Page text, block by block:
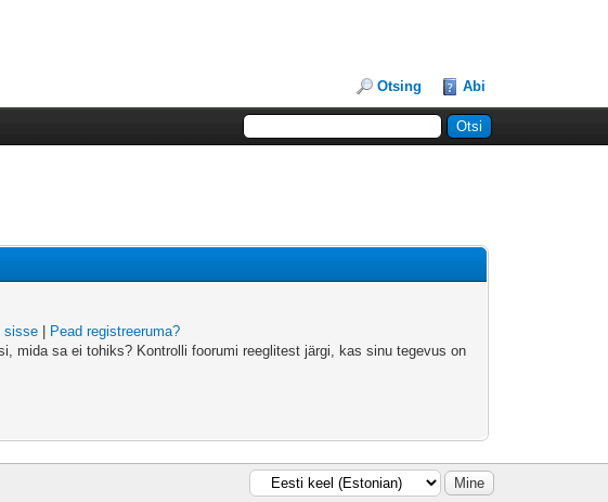
Otsing Abi
sisse
Pead registreeruma?
mida sa ei tohiks? Kontrolli foorumi reeglitest järgi, kas sinu tegevus on